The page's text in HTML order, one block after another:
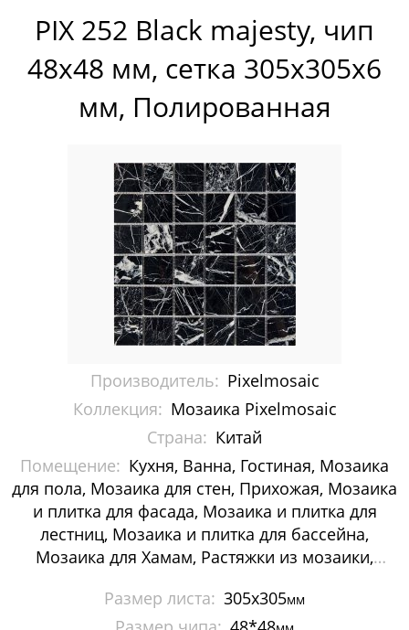
Мозаика Pixelmosaic
Зеркала NS Bath
Керамогранит NSceramic
Мозаика ArtMoment
Мозаика Bars Crystal Mosaic
Мозаика Bonaparte
Мозаика Caramelle Mosaic
Мозаика Dao
Мозаика Decor-mosaic
Мозаика Imagine Mosaic
Мозаика Irida
Мозаика Keramograd
Мозаика Mir Mosaic
Мозаика NSmosaic
PIX 252 Black majesty, чип
48x48 мм, сетка 305х305x6
мм, Полированная
Производитель: Pixelmosaic
Коллекция: Мозаика Pixelmosaic
Страна: Китай
Помещение: Кухня, Ванна, Гостиная, Мозаика
для пола, Мозаика для стен, Прихожая, Мозаика
и плитка для фасада, Мозаика и плитка для
лестниц, Мозаика и плитка для бассейна,
Мозаика для Хамам, Растяжки из мозаики,
Размер листа: 305х305мм